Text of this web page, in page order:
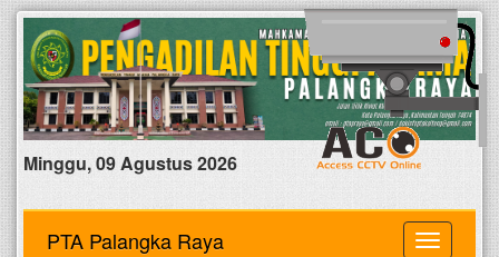
Minggu, 09 Agustus 2026
MENU
PTA Palangka Raya